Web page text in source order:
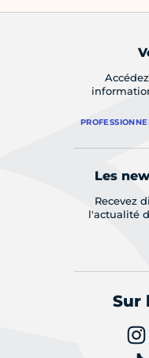
Les
Recevez
l'actualité
Sur